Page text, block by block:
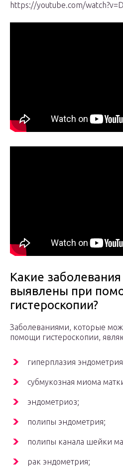
https://youtube.com/
Какие
выявлены при
гистероскопии?
Заболеваниями, которые
помощи гистероскопии,
гиперплазия
субмукозная миома
эндометриоз;
полипы эндометрия;
полипы канала шейки
рак эндометрия;